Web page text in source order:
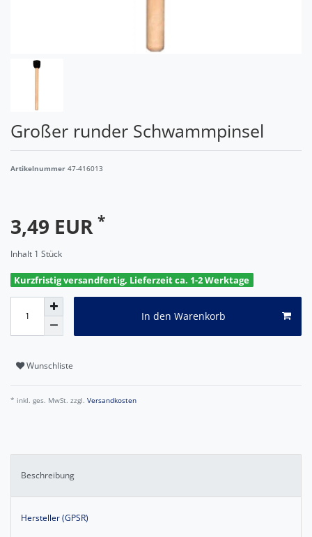
Großer runder Schwammpinsel
Artikelnummer 47-416013
3,49 EUR *
Inhalt 1 Stück
Kurzfristig versandfertig, Lieferzeit ca. 1-2 Werktage
In den Warenkorb
Wunschliste
* inkl. ges. MwSt. zzgl. Versandkosten
Beschreibung
Hersteller (GPSR)